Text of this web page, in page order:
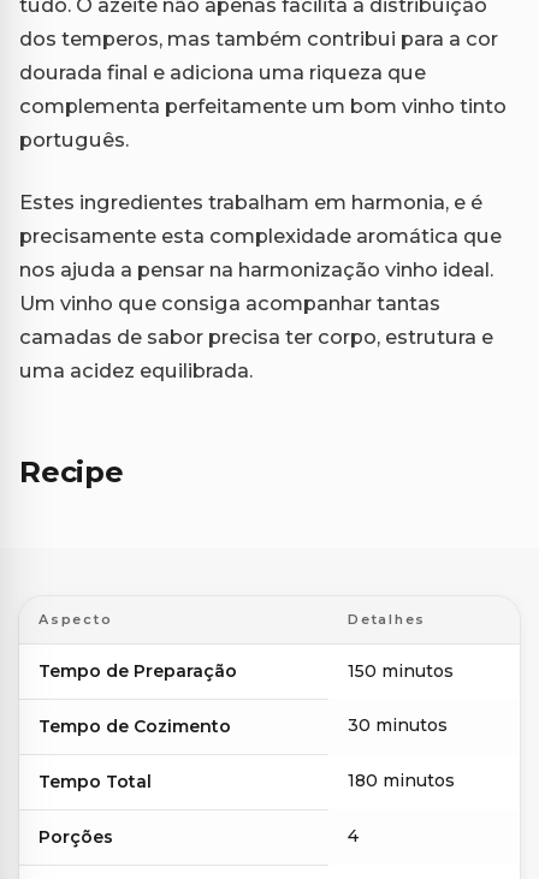
tudo. O azeite não apenas facilita a distribuição
dos temperos, mas também contribui para a cor
dourada final e adiciona uma riqueza que
complementa perfeitamente um bom vinho tinto
português.
Estes ingredientes trabalham em harmonia, e é
precisamente esta complexidade aromática que
nos ajuda a pensar na harmonização vinho ideal.
Um vinho que consiga acompanhar tantas
camadas de sabor precisa ter corpo, estrutura e
uma acidez equilibrada.
Recipe
Aspecto Detalhes
Tempo de Preparação 150 minutos
Tempo de Cozimento 30 minutos
Tempo Total 180 minutos
Porções 4